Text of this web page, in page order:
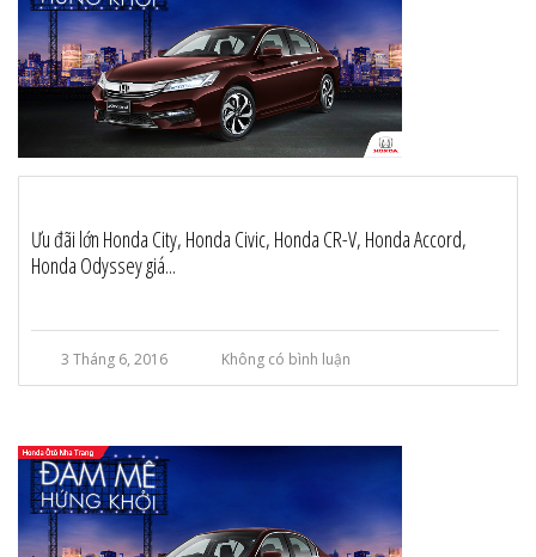
Ưu đãi lớn Honda City, Honda Civic, Honda CR-V, Honda Accord,
Honda Odyssey giá...
3 Tháng 6, 2016 Không có bình luận